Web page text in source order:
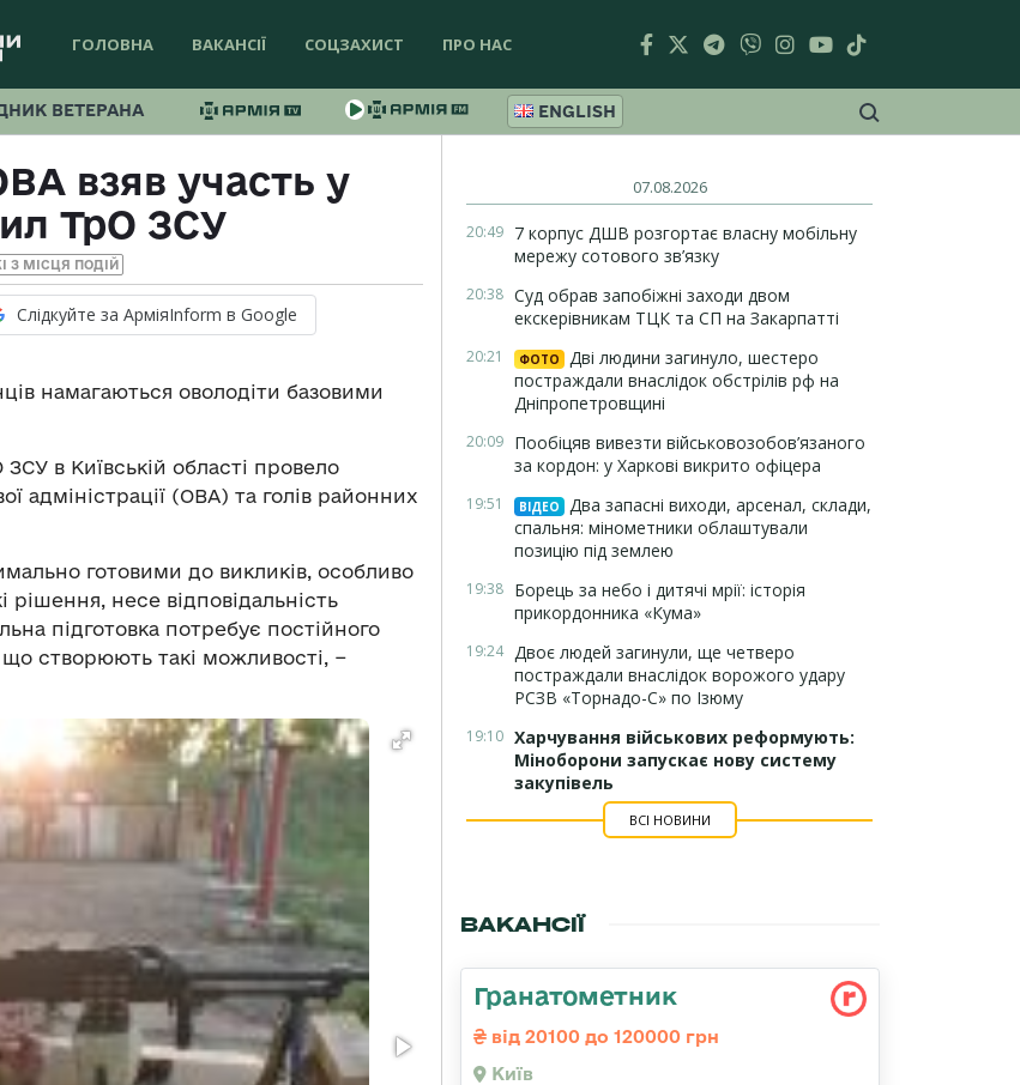
ГОЛОВНА ВАКАНСІЇ СОЦЗАХИСТ ПРО НАС
ВЕТЕРАНА ENGLISH
взяв участь у
ТрО ЗСУ
З МІСЦЯ ПОДІЙ
Слідкуйте за АрміяInform в Google
намагаються оволодіти базовими
в Київській області провело
адміністрації (ОВА) та голів районних
готовими до викликів, особливо
рішення, несе відповідальність
підготовка потребує постійного
створюють такі можливості, −
07.08.2026
20:49 7 корпус ДШВ розгортає власну мобільну
мережу сотового зв’язку
20:38 Суд обрав запобіжні заходи двом
екскерівникам ТЦК та СП на Закарпатті
20:21 ФОТО
Дві людини загинуло, шестеро
постраждали внаслідок обстрілів рф на
Дніпропетровщині
20:09 Пообіцяв вивезти військовозобов’язаного
за кордон: у Харкові викрито офіцера
19:51 ВІДЕО
Два запасні виходи, арсенал, склади,
спальня: мінометники облаштували
позицію під землею
19:38 Борець за небо і дитячі мрії: історія
прикордонника «Кума»
19:24 Двоє людей загинули, ще четверо
постраждали внаслідок ворожого удару
РСЗВ «Торнадо-С» по Ізюму
19:10 Харчування військових реформують:
Міноборони запускає нову систему
закупівель
ВСІ НОВИНИ
ВАКАНСІЇ
Гранатометник
від 20100 до 120000 грн
Київ